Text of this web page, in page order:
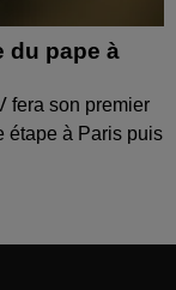
du pape à
fera son premier
étape à Paris puis